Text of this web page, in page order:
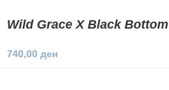
Wild Grace X Black Bottom
740,00 ден